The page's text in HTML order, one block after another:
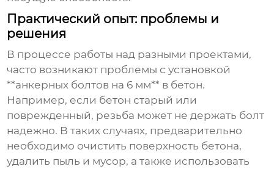
Практический опыт: проблемы и
решения
В процессе работы над разными проектами,
часто возникают проблемы с установкой
**анкерных болтов на 6 мм** в бетон.
Например, если бетон старый или
поврежденный, резьба может не держать болт
надежно. В таких случаях, предварительно
необходимо очистить поверхность бетона,
удалить пыль и мусор, а также использовать